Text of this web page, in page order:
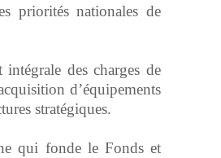
priorités nationales de
des charges de
d’équipements
stratégiques.
qui fonde le Fonds et